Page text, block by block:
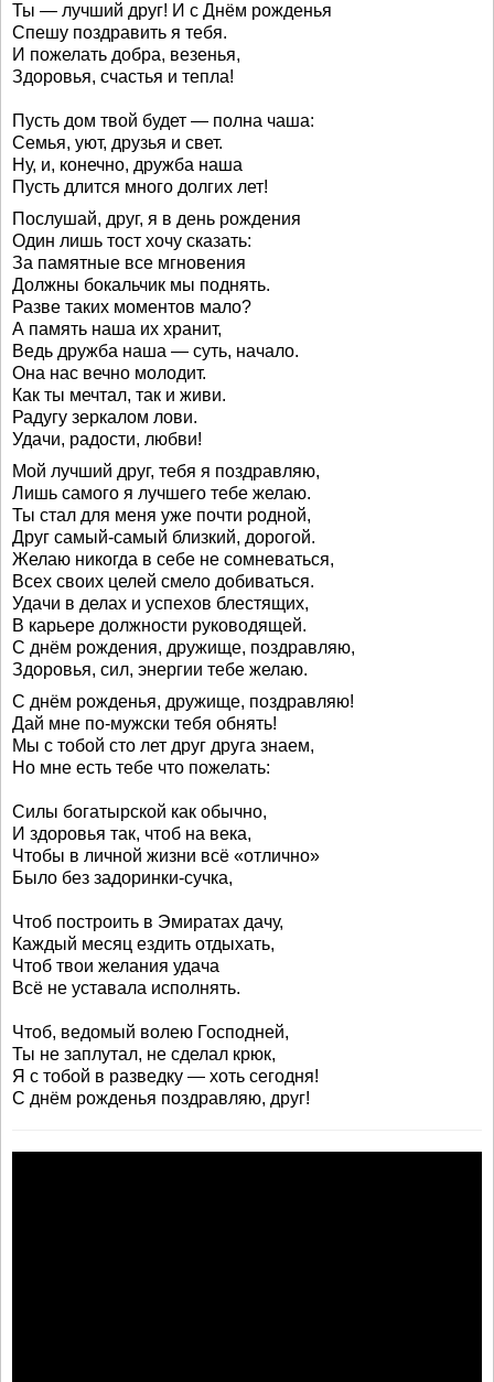
Ты — лучший друг! И с Днём рожденья
Спешу поздравить я тебя.
И пожелать добра, везенья,
Здоровья, счастья и тепла!
Пусть дом твой будет — полна чаша:
Семья, уют, друзья и свет.
Ну, и, конечно, дружба наша
Пусть длится много долгих лет!
Послушай, друг, я в день рождения
Один лишь тост хочу сказать:
За памятные все мгновения
Должны бокальчик мы поднять.
Разве таких моментов мало?
А память наша их хранит,
Ведь дружба наша — суть, начало.
Она нас вечно молодит.
Как ты мечтал, так и живи.
Радугу зеркалом лови.
Удачи, радости, любви!
Мой лучший друг, тебя я поздравляю,
Лишь самого я лучшего тебе желаю.
Ты стал для меня уже почти родной,
Друг самый-самый близкий, дорогой.
Желаю никогда в себе не сомневаться,
Всех своих целей смело добиваться.
Удачи в делах и успехов блестящих,
В карьере должности руководящей.
С днём рождения, дружище, поздравляю,
Здоровья, сил, энергии тебе желаю.
С днём рожденья, дружище, поздравляю!
Дай мне по-мужски тебя обнять!
Мы с тобой сто лет друг друга знаем,
Но мне есть тебе что пожелать:
Силы богатырской как обычно,
И здоровья так, чтоб на века,
Чтобы в личной жизни всё «отлично»
Было без задоринки-сучка,
Чтоб построить в Эмиратах дачу,
Каждый месяц ездить отдыхать,
Чтоб твои желания удача
Всё не уставала исполнять.
Чтоб, ведомый волею Господней,
Ты не заплутал, не сделал крюк,
Я с тобой в разведку — хоть сегодня!
С днём рожденья поздравляю, друг!